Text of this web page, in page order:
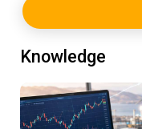
Knowledge